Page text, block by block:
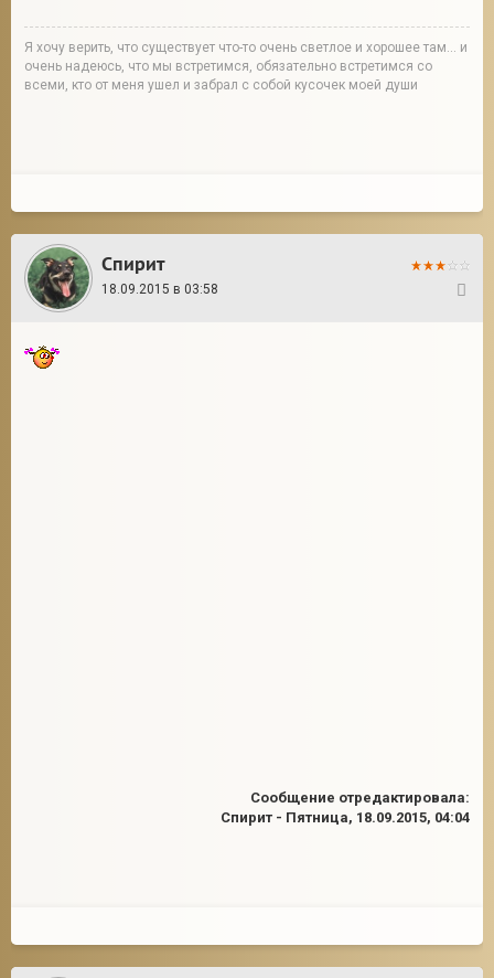
Я хочу верить, что существует что-то очень светлое и хорошее там... и
очень надеюсь, что мы встретимся, обязательно встретимся со
всеми, кто от меня ушел и забрал с собой кусочек моей души
Спирит
18.09.2015 в 03:58
Сообщение отредактировала:
Спирит - Пятница, 18.09.2015, 04:04